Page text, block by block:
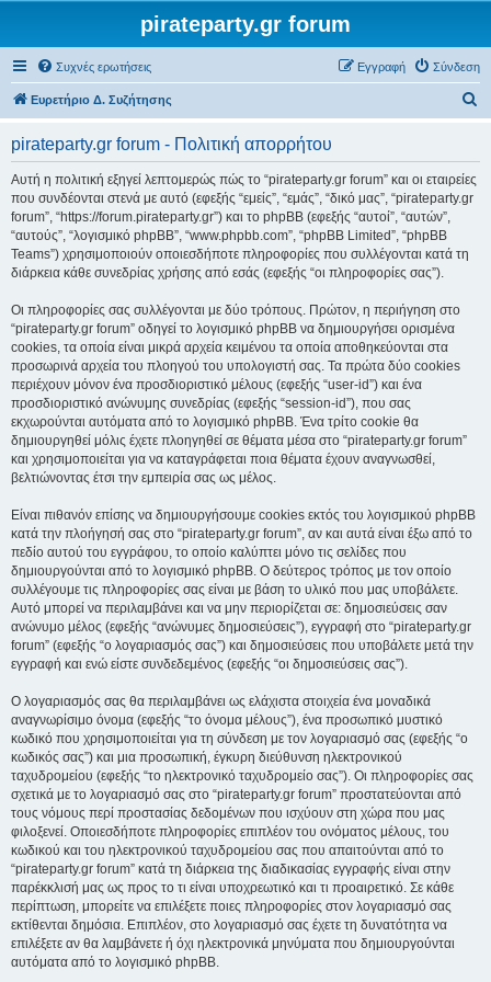
pirateparty.gr forum
Συχνές ερωτήσεις Σύνδεση
Εγγραφή
Ευρετήριο Δ. Συζήτησης
pirateparty.gr forum - Πολιτική απορρήτου
Αυτή η πολιτική εξηγεί λεπτομερώς πώς το “pirateparty.gr forum” και οι εταιρείες
που συνδέονται στενά με αυτό (εφεξής “εμείς”, “εμάς”, “δικό μας”, “pirateparty.gr
forum”, “https://forum.pirateparty.gr”) και το phpBB (εφεξής “αυτοί”, “αυτών”,
“αυτούς”, “λογισμικό phpBB”, “www.phpbb.com”, “phpBB Limited”, “phpBB
Teams”) χρησιμοποιούν οποιεσδήποτε πληροφορίες που συλλέγονται κατά τη
διάρκεια κάθε συνεδρίας χρήσης από εσάς (εφεξής “οι πληροφορίες σας”).
Οι πληροφορίες σας συλλέγονται με δύο τρόπους. Πρώτον, η περιήγηση στο
“pirateparty.gr forum” οδηγεί το λογισμικό phpBB να δημιουργήσει ορισμένα
cookies, τα οποία είναι μικρά αρχεία κειμένου τα οποία αποθηκεύονται στα
προσωρινά αρχεία του πλοηγού του υπολογιστή σας. Τα πρώτα δύο cookies
περιέχουν μόνον ένα προσδιοριστικό μέλους (εφεξής “user-id”) και ένα
προσδιοριστικό ανώνυμης συνεδρίας (εφεξής “session-id”), που σας
εκχωρούνται αυτόματα από το λογισμικό phpBB. Ένα τρίτο cookie θα
δημιουργηθεί μόλις έχετε πλοηγηθεί σε θέματα μέσα στο “pirateparty.gr forum”
και χρησιμοποιείται για να καταγράφεται ποια θέματα έχουν αναγνωσθεί,
βελτιώνοντας έτσι την εμπειρία σας ως μέλος.
Είναι πιθανόν επίσης να δημιουργήσουμε cookies εκτός του λογισμικού phpBB
κατά την πλοήγησή σας στο “pirateparty.gr forum”, αν και αυτά είναι έξω από το
πεδίο αυτού του εγγράφου, το οποίο καλύπτει μόνο τις σελίδες που
δημιουργούνται από το λογισμικό phpBB. Ο δεύτερος τρόπος με τον οποίο
συλλέγουμε τις πληροφορίες σας είναι με βάση το υλικό που μας υποβάλετε.
Αυτό μπορεί να περιλαμβάνει και να μην περιορίζεται σε: δημοσιεύσεις σαν
ανώνυμο μέλος (εφεξής “ανώνυμες δημοσιεύσεις”), εγγραφή στο “pirateparty.gr
forum” (εφεξής “ο λογαριασμός σας”) και δημοσιεύσεις που υποβάλετε μετά την
εγγραφή και ενώ είστε συνδεδεμένος (εφεξής “οι δημοσιεύσεις σας”).
Ο λογαριασμός σας θα περιλαμβάνει ως ελάχιστα στοιχεία ένα μοναδικά
αναγνωρίσιμο όνομα (εφεξής “το όνομα μέλους”), ένα προσωπικό μυστικό
κωδικό που χρησιμοποιείται για τη σύνδεση με τον λογαριασμό σας (εφεξής “ο
κωδικός σας”) και μια προσωπική, έγκυρη διεύθυνση ηλεκτρονικού
ταχυδρομείου (εφεξής “το ηλεκτρονικό ταχυδρομείο σας”). Οι πληροφορίες σας
σχετικά με το λογαριασμό σας στο “pirateparty.gr forum” προστατεύονται από
τους νόμους περί προστασίας δεδομένων που ισχύουν στη χώρα που μας
φιλοξενεί. Οποιεσδήποτε πληροφορίες επιπλέον του ονόματος μέλους, του
κωδικού και του ηλεκτρονικού ταχυδρομείου σας που απαιτούνται από το
“pirateparty.gr forum” κατά τη διάρκεια της διαδικασίας εγγραφής είναι στην
παρέκκλισή μας ως προς το τι είναι υποχρεωτικό και τι προαιρετικό. Σε κάθε
περίπτωση, μπορείτε να επιλέξετε ποιες πληροφορίες στον λογαριασμό σας
εκτίθενται δημόσια. Επιπλέον, στο λογαριασμό σας έχετε τη δυνατότητα να
επιλέξετε αν θα λαμβάνετε ή όχι ηλεκτρονικά μηνύματα που δημιουργούνται
αυτόματα από το λογισμικό phpBB.